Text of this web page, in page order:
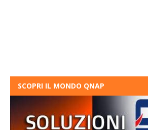
SCOPRI IL MONDO QNAP